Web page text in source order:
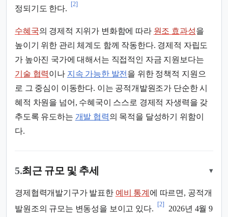
정되기도 한다.
[2]
수혜국의 경제적 지위가 변화함에 따라 원조 효과성을
높이기 위한 관리 체계도 함께 작동한다. 경제적 자립도
가 높아진 국가에 대해서는 직접적인 자금 지원보다는
기술 협력이나 지속 가능한 발전 을 위한 정책적 지원으
로 그 중심이 이동한다. 이는 공적개발원조가 단순한 시
혜적 차원을 넘어, 수혜국이 스스로 경제적 자생력을 갖
추도록 유도하는 개발 협력의 목적을 달성하기 위함이
다.
5.최근 규모 및 추세 ▾
경제협력개발기구가 발표한 예비 통계 에 따르면, 공적개
발원조의 규모는 변동성을 보이고 있다.
[2]
2026년 4월 9